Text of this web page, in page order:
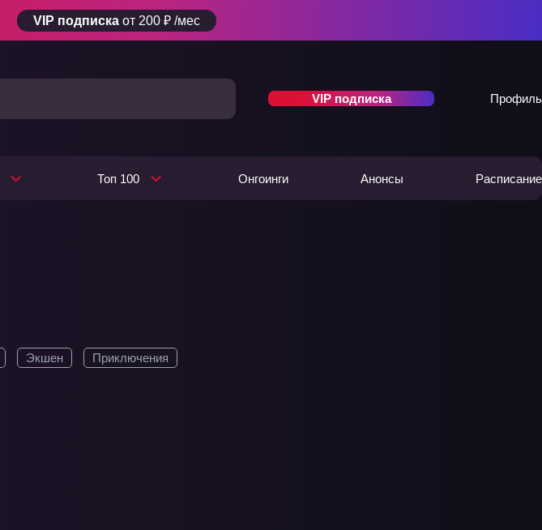
VIP подписка от 200 ₽ /мес
VIP подписка Профиль
Топ 100 Онгоинги Анонсы Расписание
Экшен Приключения